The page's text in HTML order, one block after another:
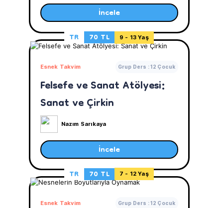
İncele
TR
70 TL 9 - 13 Yaş
Esnek Takvim Grup Ders : 12 Çocuk
Felsefe ve Sanat Atölyesi:
Sanat ve Çirkin
Nazım Sarıkaya
İncele
TR
70 TL 7 - 12 Yaş
Esnek Takvim Grup Ders : 12 Çocuk